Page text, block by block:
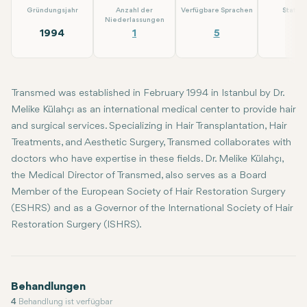
Gründungsjahr
1994
Anzahl der
Niederlassungen
1
Verfügbare Sprachen
5
Transmed was established in February 1994 in Istanbul by Dr.
Melike Külahçı as an international medical center to provide hair
and surgical services. Specializing in Hair Transplantation, Hair
Treatments, and Aesthetic Surgery, Transmed collaborates with
doctors who have expertise in these fields. Dr. Melike Külahçı,
the Medical Director of Transmed, also serves as a Board
Member of the European Society of Hair Restoration Surgery
(ESHRS) and as a Governor of the International Society of Hair
Restoration Surgery (ISHRS).
Behandlungen
4 Behandlung ist verfügbar